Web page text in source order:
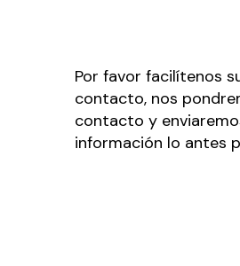
Por favor facilítenos
contacto, nos
contacto y
información lo antes